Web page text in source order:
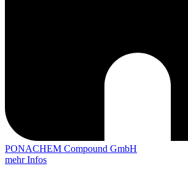
PONACHEM Compound GmbH
mehr Infos